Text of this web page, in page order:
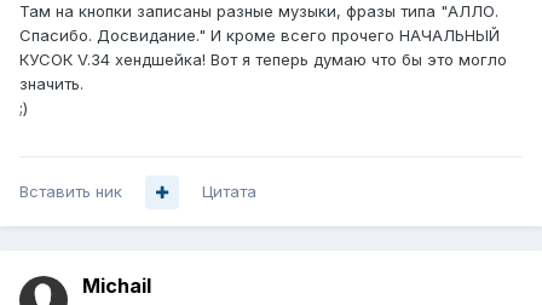
Там на кнопки записаны разные музыки, фразы типа "АЛЛО.
Спасибо. Досвидание." И кроме всего прочего НАЧАЛЬНЫЙ
КУСОК V.34 хендшейка! Вот я теперь думаю что бы это могло
значить.
;)
Вставить ник Цитата
Michail